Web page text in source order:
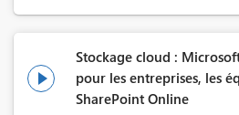

Stockage cloud :
pour les entreprises, les
SharePoint Online